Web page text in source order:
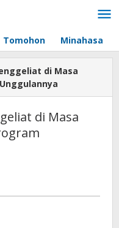
Tomohon Minahasa
di Masa
di Masa